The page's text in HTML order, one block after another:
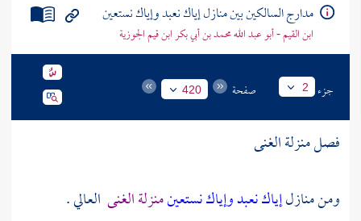
مدارج السالكين بين منازل إياك نعبد وإياك نستعين
ابن القيم - أبو عبد الله محمد بن أبي بكر ابن قيم الجوزية
جزء 2 صفحة 420
فصل منزلة الغنى
ومن منازلإياك نعبد وإياك نستعينمنزلة الغنى العالي .